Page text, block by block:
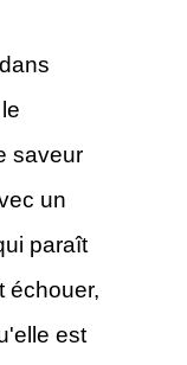
saveur
un
paraît
échouer,
est